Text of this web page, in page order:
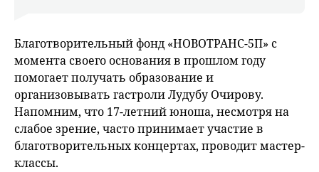
Благотворительный фонд «НОВОТРАНС-5П» с
момента своего основания в прошлом году
помогает получать образование и
организовывать гастроли Лудубу Очирову.
Напомним, что 17-летний юноша, несмотря на
слабое зрение, часто принимает участие в
благотворительных концертах, проводит мастер-
классы.